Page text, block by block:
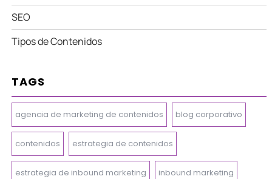
SEO
Tipos de Contenidos
TAGS
agencia de marketing de contenidos blog corporativo
contenidos estrategia de contenidos
estrategia de inbound marketing inbound marketing